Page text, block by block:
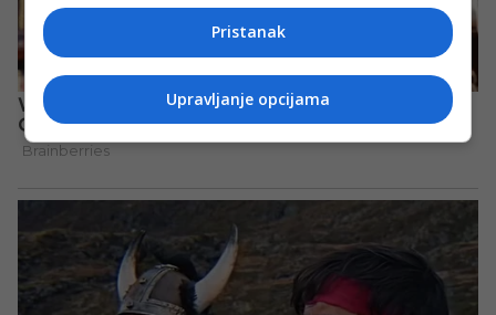
Pristanak
Upravljanje opcijama